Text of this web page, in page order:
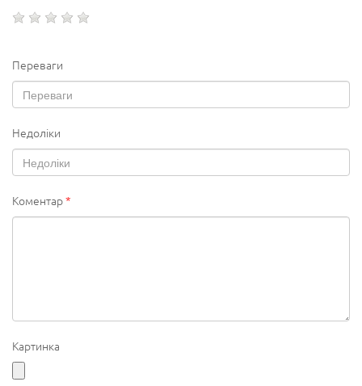
Переваги
Недоліки
Коментар*
Картинка